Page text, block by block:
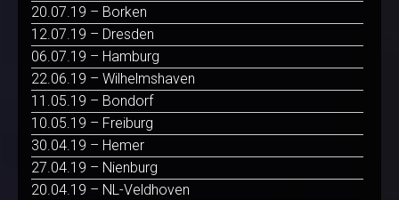
20.07.19 – Borken
12.07.19 – Dresden
06.07.19 – Hamburg
22.06.19 – Wilhelmshaven
11.05.19 – Bondorf
10.05.19 – Freiburg
30.04.19 – Hemer
27.04.19 – Nienburg
20.04.19 – NL-Veldhoven